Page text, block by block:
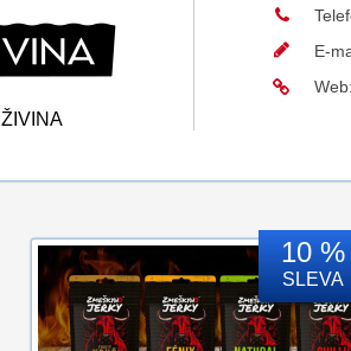
ŽIVINA
E-
10 %
SLEVA